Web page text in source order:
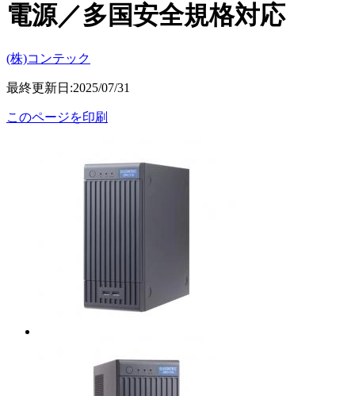
電源／多国安全規格対応
(株)コンテック
最終更新日:2025/07/31
このページを印刷